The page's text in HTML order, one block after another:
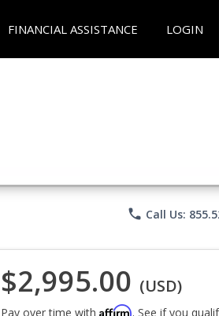
FINANCIAL ASSISTANCE LOGIN
phone Call Us:
$2,995.00 (USD)
Pay over time with Affirm. See if you